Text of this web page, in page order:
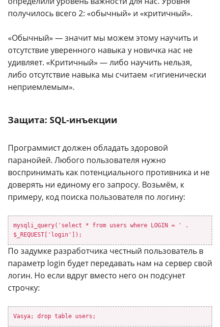
получилось всего 2: «обычный» и «критичный».
«Обычный» — значит мы можем этому научить и
отсутствие уверенного навыка у новичка нас не
удивляет. «Критичный» — либо научить нельзя,
либо отсутствие навыка мы считаем «гигиенически
неприемлемым».
Защита: SQL-инъекции
Программист должен обладать здоровой
паранойей. Любого пользователя нужно
воспринимать как потенциального противника и не
доверять ни единому его запросу. Возьмём, к
примеру, код поиска пользователя по логину:
mysqli_query('select * from users where LOGIN = ' .
$_REQUEST['login']);
По задумке разработчика честный пользователь в
параметр login будет передавать нам на сервер свой
логин. Но если вдруг вместо него он подсунет
строчку:
Vasya; drop table users;